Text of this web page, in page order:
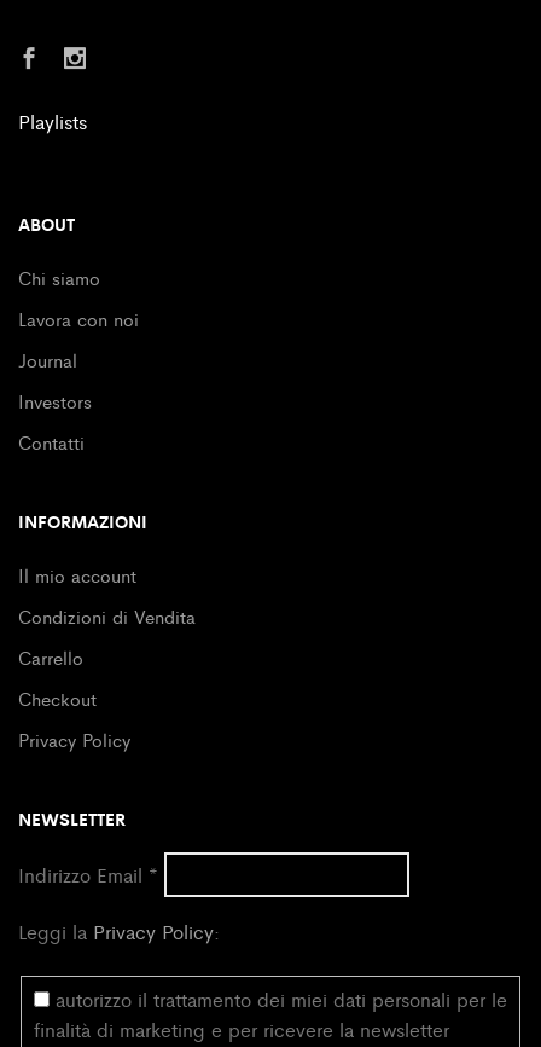
Playlists
ABOUT
Chi siamo
Lavora con noi
Journal
Investors
Contatti
INFORMAZIONI
Il mio account
Condizioni di Vendita
Carrello
Checkout
Privacy Policy
NEWSLETTER
Indirizzo Email *
Leggi la Privacy Policy:
autorizzo il trattamento dei miei dati personali per le
finalità di marketing e per ricevere la newsletter